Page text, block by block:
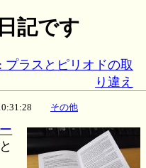
記です
プラスとピリオドの取
り違え
10:31:28 その他